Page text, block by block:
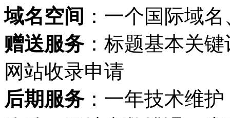
域名空间 ：一个国际域
赠送服务：标题基本关
网站收录申请
后期服务：一年技术维